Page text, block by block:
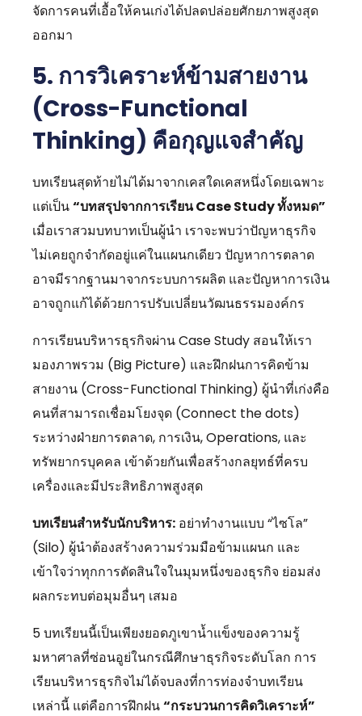
จัดการคนที่เอื้อให้คนเก่งได้ปลดปล่อยศักยภาพสูงสุด
ออกมา
5. การวิเคราะห์ข้ามสายงาน
(Cross-Functional
Thinking) คือกุญแจสำคัญ
บทเรียนสุดท้ายไม่ได้มาจากเคสใดเคสหนึ่งโดยเฉพาะ
แต่เป็น“บทสรุปจากการเรียน Case Study ทั้งหมด”
เมื่อเราสวมบทบาทเป็นผู้นำ เราจะพบว่าปัญหาธุรกิจ
ไม่เคยถูกจำกัดอยู่แค่ในแผนกเดียว ปัญหาการตลาด
อาจมีรากฐานมาจากระบบการผลิต และปัญหาการเงิน
อาจถูกแก้ได้ด้วยการปรับเปลี่ยนวัฒนธรรมองค์กร
การเรียนบริหารธุรกิจผ่าน Case Study สอนให้เรา
มองภาพรวม (Big Picture) และฝึกฝนการคิดข้าม
สายงาน (Cross-Functional Thinking) ผู้นำที่เก่งคือ
คนที่สามารถเชื่อมโยงจุด (Connect the dots)
ระหว่างฝ่ายการตลาด, การเงิน,Operations, และ
ทรัพยากรบุคคล เข้าด้วยกันเพื่อสร้างกลยุทธ์ที่ครบ
เครื่องและมีประสิทธิภาพสูงสุด
บทเรียนสำหรับนักบริหาร: อย่าทำงานแบบ “ไซโล”
(Silo) ผู้นำต้องสร้างความร่วมมือข้ามแผนก และ
เข้าใจว่าทุกการตัดสินใจในมุมหนึ่งของธุรกิจ ย่อมส่ง
ผลกระทบต่อมุมอื่นๆ เสมอ
5 บทเรียนนี้เป็นเพียงยอดภูเขาน้ำแข็งของความรู้
มหาศาลที่ซ่อนอูย่ในกรณีศึกษาธุรกิจระดับโลก การ
เรียนบริหารธุรกิจไม่ได้จบลงที่การท่องจำบทเรียน
เหล่านี้ แต่คือการฝึกฝน“กระบวนการคิดวิเคราะห์”